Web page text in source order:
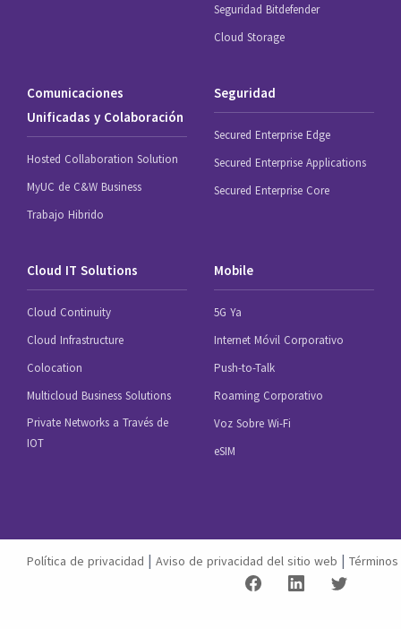
Seguridad Bitdefender
Cloud Storage
Comunicaciones
Unificadas y Colaboración
Hosted Collaboration Solution
MyUC de C&W Business
Trabajo Hibrido
Seguridad
Secured Enterprise Edge
Secured Enterprise Applications
Secured Enterprise Core
Cloud IT Solutions
Cloud Continuity
Cloud Infrastructure
Colocation
Multicloud Business Solutions
Private Networks a Través de
IOT
Mobile
5G Ya
Internet Móvil Corporativo
Push-to-Talk
Roaming Corporativo
Voz Sobre Wi-Fi
eSIM
Política de privacidad | Aviso de privacidad del sitio web |